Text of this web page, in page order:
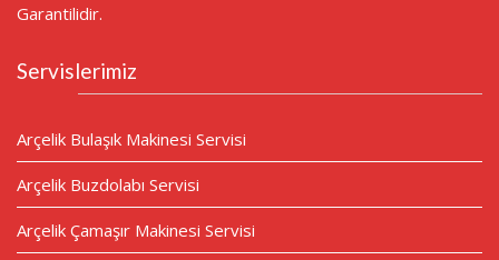
Garantilidir.
Servislerimiz
Arçelik Bulaşık Makinesi Servisi
Arçelik Buzdolabı Servisi
Arçelik Çamaşır Makinesi Servisi